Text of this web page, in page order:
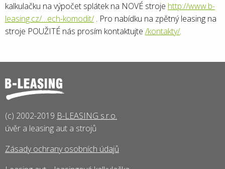
kalkulačku na výpočet splátek na NOVÉ stroje http://www.b-
leasing.cz/…ech-komodit/. Pro nabídku na zpětný leasing na
stroje POUŽITÉ nás prosím kontaktujte /kontakty/.
(c) 2002-2019 B-LEASING s.r.o.
úvěr a leasing aut a strojů
Zásady ochrany osobních údajů